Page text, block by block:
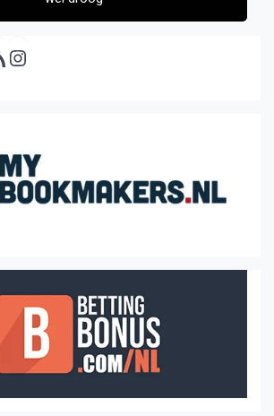
RSS feed